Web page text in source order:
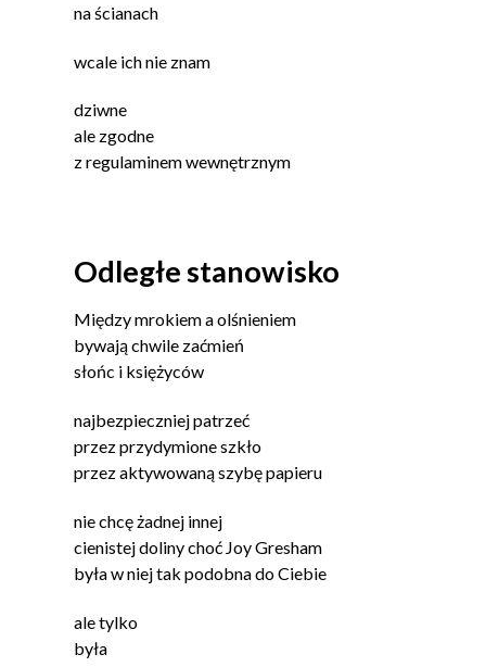
na ścianach
wcale ich nie znam
dziwne
ale zgodne
z regulaminem wewnętrznym
Odległe stanowisko
Między mrokiem a olśnieniem
bywają chwile zaćmień
słońc i księżyców
najbezpieczniej patrzeć
przez przydymione szkło
przez aktywowaną szybę papieru
nie chcę żadnej innej
cienistej doliny choć Joy Gresham
była w niej tak podobna do Ciebie
ale tylko
była